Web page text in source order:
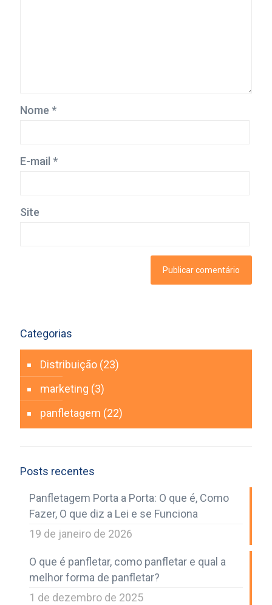
Nome *
E-mail *
Site
Categorias
Distribuição (23)
marketing (3)
panfletagem (22)
Posts recentes
Panfletagem Porta a Porta: O que é, Como
Fazer, O que diz a Lei e se Funciona
19 de janeiro de 2026
O que é panfletar, como panfletar e qual a
melhor forma de panfletar?
1 de dezembro de 2025